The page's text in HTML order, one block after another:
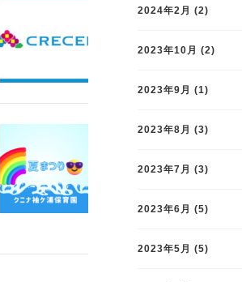
2024年2月 (2)
2023年10月 (2)
2023年9月 (1)
2023年8月 (3)
2023年7月 (3)
2023年6月 (5)
2023年5月 (5)